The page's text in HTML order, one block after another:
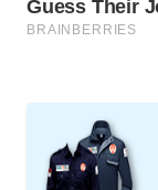
MAWAKA
ID
NET
PLN